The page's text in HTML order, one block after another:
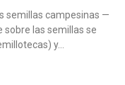
semillas campesinas —
sobre las semillas se
y…